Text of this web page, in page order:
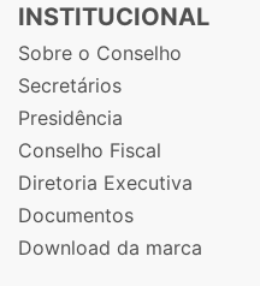
INSTITUCIONAL
Sobre o Conselho
Secretários
Presidência
Conselho Fiscal
Diretoria Executiva
Documentos
Download da marca